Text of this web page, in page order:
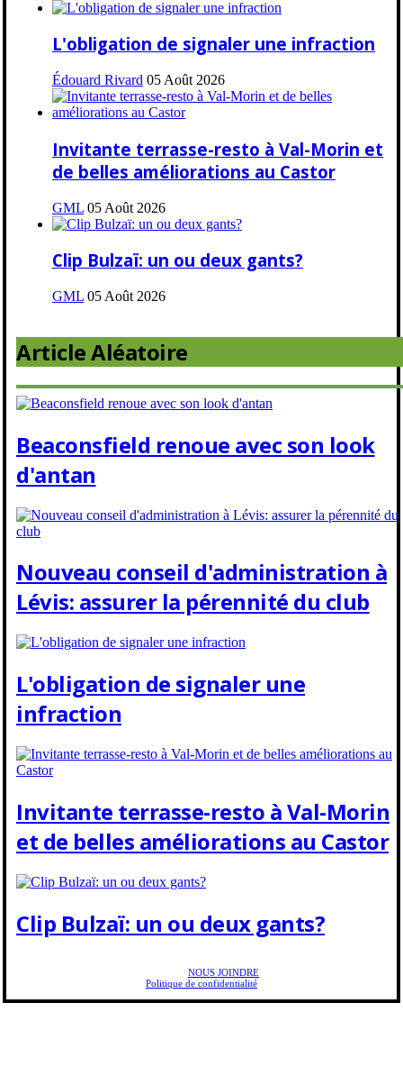
L'obligation de signaler une infraction
Édouard Rivard 05 Août 2026
Invitante terrasse-resto à Val-Morin et
de belles améliorations au Castor
GML 05 Août 2026
Clip Bulzaï: un ou deux gants?
GML 05 Août 2026
Article Aléatoire
Beaconsfield renoue avec son look
d'antan
Nouveau conseil d'administration à
Lévis: assurer la pérennité du club
L'obligation de signaler une
infraction
Invitante terrasse-resto à Val-Morin
et de belles améliorations au Castor
Clip Bulzaï: un ou deux gants?
NOUS JOINDRE
Politique de confidentialité